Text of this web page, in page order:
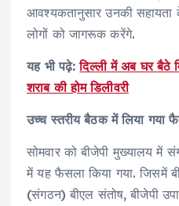
आवश्यकतानुसार उनकी
लोगों को जागरूक करेंगे.
यह भी पढ़े:दिल्‍ली में अब घर बैठे
शराब की होम डिलीवरी
उच्‍च स्‍तरीय बैठक में लिया गया
सोमवार को बीजेपी मुख्यालय में
में यह फैसला किया गया. जिसमें
(संगठन) बीएल संतोष, बीजेपी